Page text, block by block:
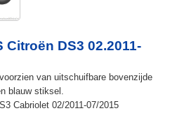
DS3 02.2011-
van uitschuifbare bovenzijde
blauw stiksel.
Cabriolet 02/2011-07/2015